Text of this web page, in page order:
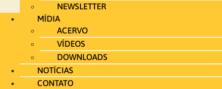
NEWSLETTER
MÍDIA
ACERVO
VÍDEOS
DOWNLOADS
NOTÍCIAS
CONTATO